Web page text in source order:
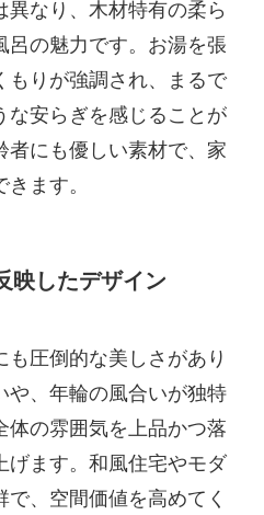
なり、木材特有の柔ら
の魅力です。お湯を張
もりが強調され、まるで
な安らぎを感じることが
にも優しい素材で、家
ます。
映したデザイン
圧倒的な美しさがあり
や、年輪の風合いが独特
の雰囲気を上品かつ落
げます。和風住宅やモダ
、空間価値を高めてく